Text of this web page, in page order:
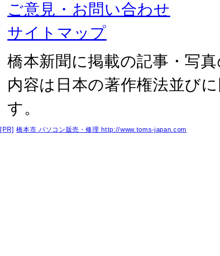
ご意見・お問い合わせ
サイトマップ
橋本新聞に掲載の記事・写
内容は日本の著作権法並び
す。
[PR] 橋本市 パソコン販売・修理http://www.toms-japan.com